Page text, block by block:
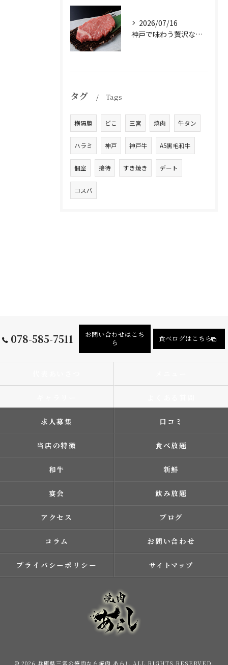
2026/07/16
神戸で味わう贅沢なひとときを。
タグ Tags
横隔膜 どこ 三宮 焼肉 牛タン
ハラミ 神戸 神戸牛 A5黒毛和牛
個室 接待 すき焼き デート
コスパ
078-585-7511
お問い合わせはこち
ら
食べログはこちら
求人募集 口コミ
当店の特徴 食べ放題
和牛 新鮮
宴会 飲み放題
アクセス ブログ
コラム お問い合わせ
プライバシーポリシー サイトマップ
© 2026 兵庫県三宮の焼肉なら焼肉 あらし ALL RIGHTS RESERVED.